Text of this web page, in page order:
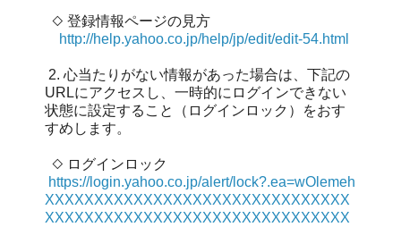
◇ 登録情報ページの見方
http://help.yahoo.co.jp/help/jp/edit/edit-54.html
2. 心当たりがない情報があった場合は、下記の
URLにアクセスし、一時的にログインできない
状態に設定すること（ログインロック）をおす
すめします。
◇ ログインロック
https://login.yahoo.co.jp/alert/lock?.ea=wOlemeh
XXXXXXXXXXXXXXXXXXXXXXXXXXXXXXX
XXXXXXXXXXXXXXXXXXXXXXXXXXXXXXX